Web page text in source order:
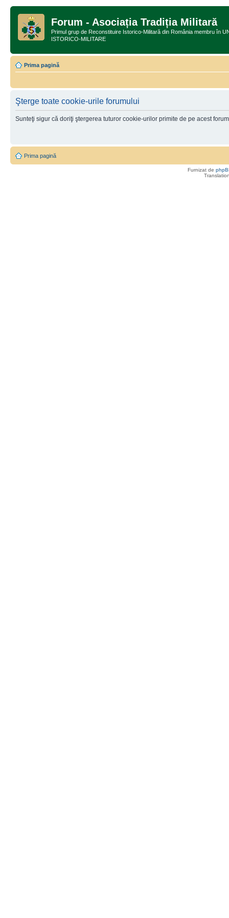
Forum - Asociația Tradiția Militară
Primul grup de Reconstituire Istorico-Militară din România membru în
ISTORICO-MILITARE
Prima pagină
Şterge toate cookie-urile forumului
Sunteţi sigur că doriţi ştergerea tuturor cookie-urilor primite de pe acest
Prima pagină
Furnizat de